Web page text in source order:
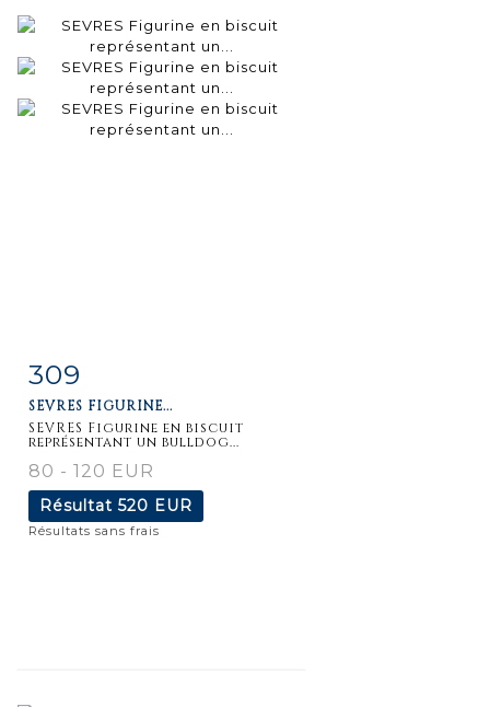
Fiche
309
SEVRES FIGURINE...
SEVRES Figurine en biscuit
représentant un bulldog...
80 - 120 EUR
Résultat 520 EUR
Résultats sans frais